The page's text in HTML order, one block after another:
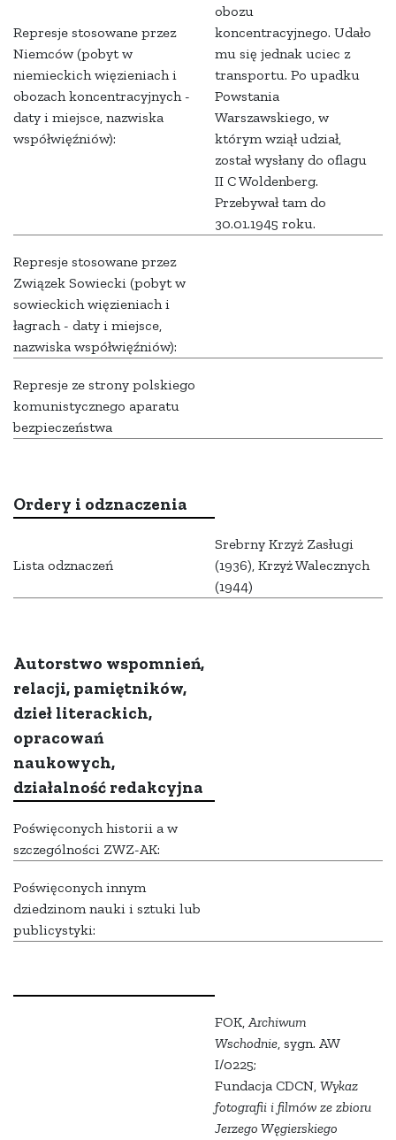
Represje stosowane przez
Niemców (pobyt w
niemieckich więzieniach i
obozach koncentracyjnych -
daty i miejsce, nazwiska
współwięźniów):
obozu
koncentracyjnego. Udało
mu się jednak uciec z
transportu. Po upadku
Powstania
Warszawskiego, w
którym wziął udział,
został wysłany do oflagu
II C Woldenberg.
Przebywał tam do
30.01.1945 roku.
Represje stosowane przez
Związek Sowiecki (pobyt w
sowieckich więzieniach i
łagrach - daty i miejsce,
nazwiska współwięźniów):
Represje ze strony polskiego
komunistycznego aparatu
bezpieczeństwa
Ordery i odznaczenia
Lista odznaczeń
Srebrny Krzyż Zasługi
(1936), Krzyż Walecznych
(1944)
Autorstwo wspomnień,
relacji, pamiętników,
dzieł literackich,
opracowań
naukowych,
działalność redakcyjna
Poświęconych historii a w
szczególności ZWZ-AK:
Poświęconych innym
dziedzinom nauki i sztuki lub
publicystyki:
FOK,Archiwum
Wschodnie, sygn. AW
I/0225;
Fundacja CDCN, Wykaz
fotografii i filmów ze zbioru
Jerzego Węgierskiego